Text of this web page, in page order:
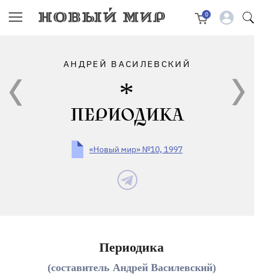
0
АНДРЕЙ ВАСИЛЕВСКИЙ
ПЕРИОДИКА
«Новый мир» №10, 1997
Периодика
(составитель Андрей Василевский)